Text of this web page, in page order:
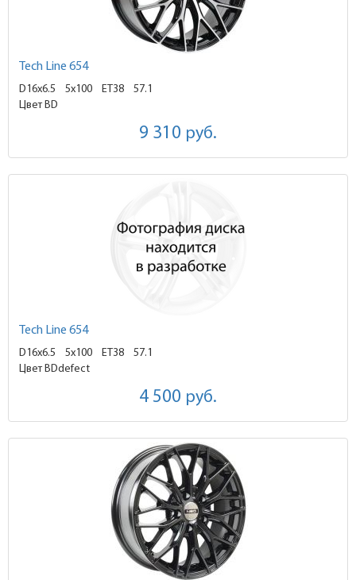
Tech Line 654
D16x6.5 5x100 ET38
57.1
Цвет BD
9 310 руб.
Tech Line 654
D16x6.5 5x100 ET38
57.1
Цвет BDdefect
4 500 руб.